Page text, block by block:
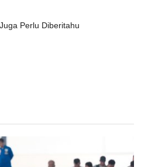
Perlu Diberitahu